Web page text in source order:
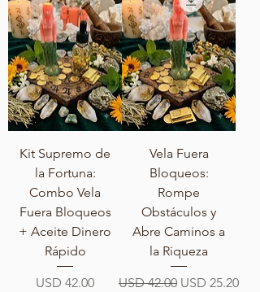
Kit Supremo de
la Fortuna:
Combo Vela
Fuera Bloqueos
+ Aceite Dinero
Rápido
Precio
USD 42.00
Vela Fuera
Bloqueos:
Rompe
Obstáculos y
Abre Caminos a
la Riqueza
Precio
USD 42.00 Precio de
USD 25.20